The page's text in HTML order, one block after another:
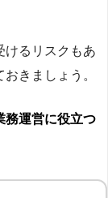
けるリスクもあ
きましょう。
務運営に役立つ